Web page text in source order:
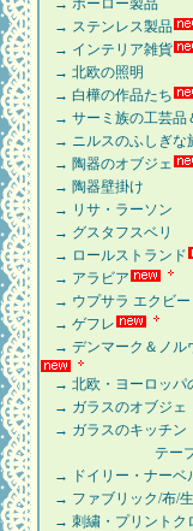
→ ホーロー製品
→ ステンレス製品
→ インテリア雑貨
→ 北欧の照明
→ 白樺の作品たち
→ サーミ族の工芸品
→ ニルスのふしぎな
→ 陶器のオブジェ
→ 陶器壁掛け
→ リサ・ラーソン
→ グスタフスベリ
→ ロールストランド
→ アラビア
→ ウプサラ エクビー
→ ゲフレ
→ デンマーク＆ノル
→ 北欧・ヨーロッパ
→ ガラスのオブジェ
→ ガラスのキッチン
テーブル
→ ドイリー・ナーベ
→ ファブリック/布/
→ 刺繍・プリントク